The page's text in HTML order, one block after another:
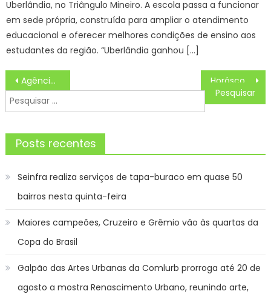
Uberlândia, no Triângulo Mineiro. A escola passa a funcionar
em sede própria, construída para ampliar o atendimento
educacional e oferecer melhores condições de ensino aos
estudantes da região. “Uberlândia ganhou […]
Navegação
de
Post
Agência Minas Gerais | Cemig desenvolve primeiro sistema de armazenamento operado remotamente para rede de distribuição de energia no Brasil
Pesquisar
por:
Posts recentes
Seinfra realiza serviços de tapa-buraco em quase 50
bairros nesta quinta-feira
Maiores campeões, Cruzeiro e Grêmio vão às quartas da
Copa do Brasil
Galpão das Artes Urbanas da Comlurb prorroga até 20 de
agosto a mostra Renascimento Urbano, reunindo arte,